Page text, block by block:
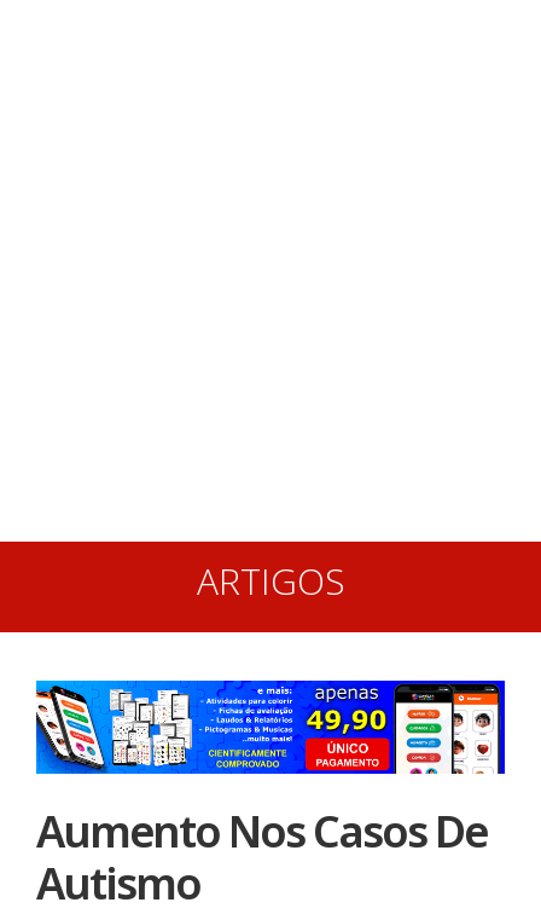
ARTIGOS
Aumento Nos Casos De
Autismo